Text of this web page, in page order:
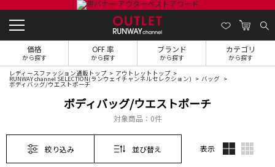
価格
から探す
OFF 率
から探す
ブランド
から探す
カテゴリ
から探す
レディースファッション通販トップ アウトレットトップ
RUNWAY channel SELECTION(ランウェイチャンネルセレクション) バッグ
ボディバッグ/ウエストポーチ
ボディバッグ/ウエストポーチ
対象商品： 0件
絞り込み 並び替え 表示